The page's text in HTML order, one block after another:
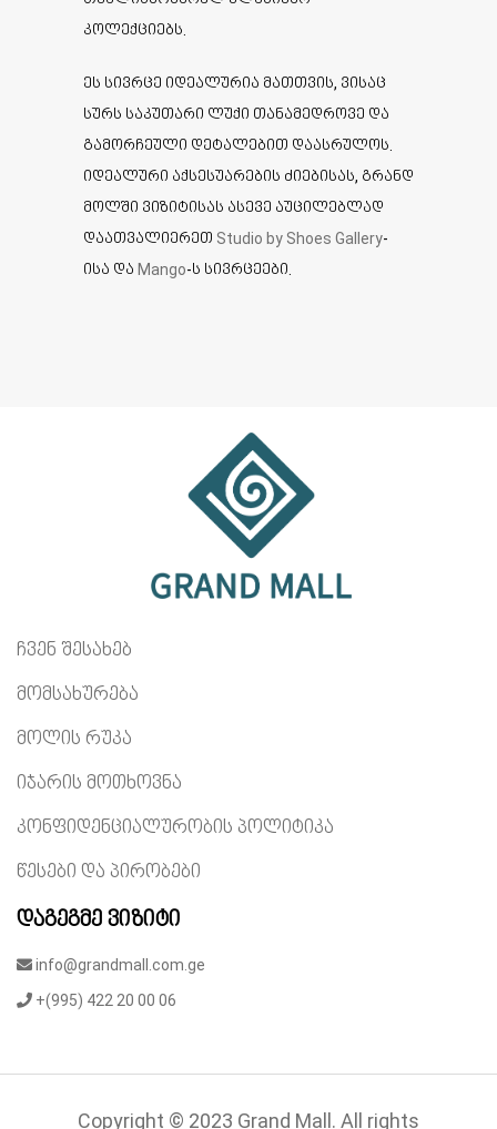
კოლექციებს.
ეს სივრცე იდეალურია მათთვის, ვისაც
სურს საკუთარი ლუქი თანამედროვე და
გამორჩეული დეტალებით დაასრულოს.
იდეალური აქსესუარების ძიებისას, გრანდ
მოლში ვიზიტისას ასევე აუცილებლად
დაათვალიერეთ Studio by Shoes Gallery-
ისა და Mango-ს სივრცეები.
ჩვენ შესახებ
მომსახურება
მოლის რუკა
იჯარის მოთხოვნა
კონფიდენციალურობის პოლიტიკა
წესები და პირობები
დაგეგმე ვიზიტი
info@grandmall.com.ge
+(995) 422 20 00 06
Copyright © 2023 Grand Mall. All rights